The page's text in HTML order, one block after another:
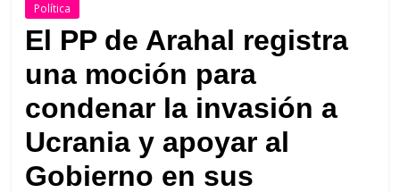
diario
digital
televisión
de
Arahal
Política
El PP de Arahal registra
una moción para
condenar la invasión a
Ucrania y apoyar al
Gobierno en sus